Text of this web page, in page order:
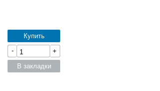
Купить
-
+
В закладки